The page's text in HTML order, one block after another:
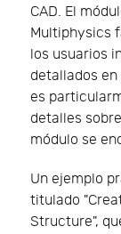
CAD. El
Multiphysics
los usuarios
detallados
es
detalles
módulo se
Un ejemplo
titulado
Structure",